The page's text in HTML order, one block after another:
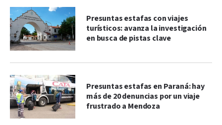
Presuntas estafas con viajes
turísticos: avanza la investigación
en busca de pistas clave
Presuntas estafas en Paraná: hay
más de 20 denuncias por un viaje
frustrado a Mendoza